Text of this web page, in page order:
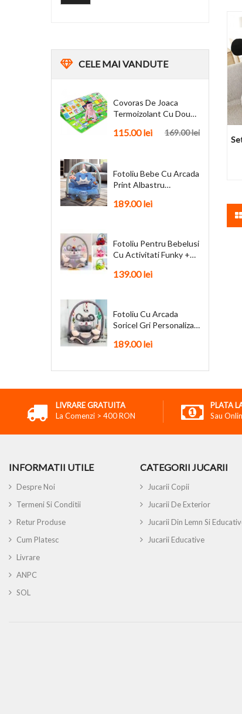
CELEMAI VANDUTE
Covoras De Joaca
Termoizolant Cu Doua
169.00 lei
115.00 lei
Fotoliu Bebe Cu Arcada
Print Albastru
189.00 lei
Fotoliu Pentru Bebelusi
Cu Activitati Funky +
139.00 lei
Fotoliu Cu Arcada
Soricel Gri Personalizat
189.00 lei
LIVRARE GRATUITA
La Comenzi > 400 RON
PLATA
Sau
INFORMATII UTILE
Despre Noi
Termeni Si Conditii
Retur Produse
Cum Platesc
Livrare
ANPC
SOL
CATEGORII JUCARII
Jucarii Copii
Jucarii De Exterior
Jucarii Din Lemn Si
Jucarii Educative